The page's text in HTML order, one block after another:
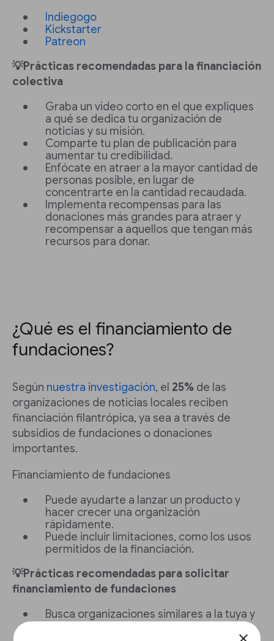
Indiegogo
Kickstarter
Patreon
💡Prácticas recomendadas para la financiación
colectiva
Graba un video corto en el que expliques
a qué se dedica tu organización de
noticias y su misión.
Comparte tu plan de publicación para
aumentar tu credibilidad.
Enfócate en atraer a la mayor cantidad de
personas posible, en lugar de
concentrarte en la cantidad recaudada.
Implementa recompensas para las
donaciones más grandes para atraer y
recompensar a aquellos que tengan más
recursos para donar.
¿Qué es el financiamiento de
fundaciones?
Según nuestra investigación, el 25% de las
organizaciones de noticias locales reciben
financiación filantrópica, ya sea a través de
subsidios de fundaciones o donaciones
importantes.
Financiamiento de fundaciones
Puede ayudarte a lanzar un producto y
hacer crecer una organización
rápidamente.
Puede incluir limitaciones, como los usos
permitidos de la financiación.
💡Prácticas recomendadas para solicitar
financiamiento de fundaciones
Busca organizaciones similares a la tuya y